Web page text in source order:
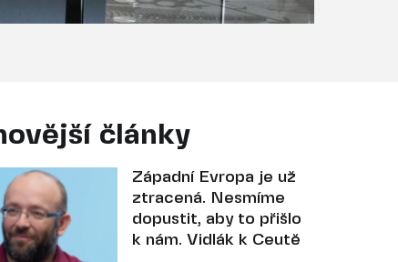
články
Západní Evropa je už
ztracená. Nesmíme
dopustit, aby to přišlo
k nám. Vidlák k Ceutě